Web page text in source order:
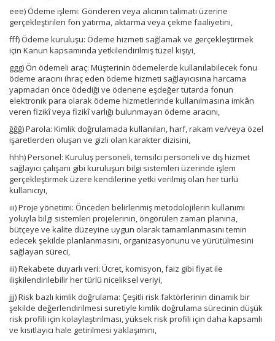
eee) Ödeme işlemi: Gönderen veya alıcının talimatı üzerine
gerçekleştirilen fon yatırma, aktarma veya çekme faaliyetini,
fff) Ödeme kuruluşu: Ödeme hizmeti sağlamak ve gerçekleştirmek
için Kanun kapsamında yetkilendirilmiş tüzel kişiyi,
ggg) Ön ödemeli araç: Müşterinin ödemelerde kullanılabilecek fonu
ödeme aracını ihraç eden ödeme hizmeti sağlayıcısına harcama
yapmadan önce ödediği ve ödenene eşdeğer tutarda fonun
elektronik para olarak ödeme hizmetlerinde kullanılmasına imkân
veren fizikî veya fizikî varlığı bulunmayan ödeme aracını,
ğğğ) Parola: Kimlik doğrulamada kullanılan, harf, rakam ve/veya özel
işaretlerden oluşan ve gizli olan karakter dizisini,
hhh) Personel: Kuruluş personeli, temsilci personeli ve dış hizmet
sağlayıcı çalışanı gibi kuruluşun bilgi sistemleri üzerinde işlem
gerçekleştirmek üzere kendilerine yetki verilmiş olan her türlü
kullanıcıyı,
ııı) Proje yönetimi: Önceden belirlenmiş metodolojilerin kullanımı
yoluyla bilgi sistemleri projelerinin, öngörülen zaman planına,
bütçeye ve kalite düzeyine uygun olarak tamamlanmasını temin
edecek şekilde planlanmasını, organizasyonunu ve yürütülmesini
sağlayan süreci,
iii) Rekabete duyarlı veri: Ücret, komisyon, faiz gibi fiyat ile
ilişkilendirilebilir her türlü niceliksel veriyi,
jjj) Risk bazlı kimlik doğrulama: Çeşitli risk faktörlerinin dinamik bir
şekilde değerlendirilmesi suretiyle kimlik doğrulama sürecinin düşük
risk profili için kolaylaştırılması, yüksek risk profili için daha kapsamlı
ve kısıtlayıcı hale getirilmesi yaklaşımını,